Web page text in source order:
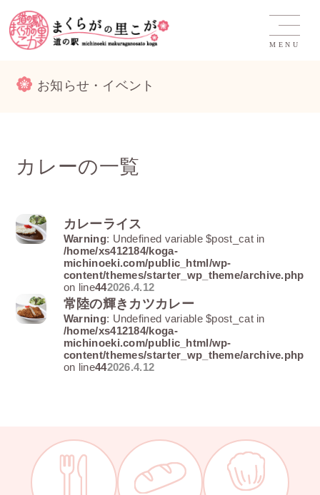
MENU
お知らせ・イベント
カレーの一覧
カレーライス
Warning: Undefined variable $post_cat in
/home/xs412184/koga-
michinoeki.com/public_html/wp-
content/themes/starter_wp_theme/archive.php
on line442026.4.12
常陸の輝きカツカレー
Warning: Undefined variable $post_cat in
/home/xs412184/koga-
michinoeki.com/public_html/wp-
content/themes/starter_wp_theme/archive.php
on line442026.4.12